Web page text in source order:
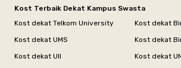
Kost Terbaik Dekat Kampus Swasta
Kost dekat Telkom University
Kost dekat
Kost dekat UMS
Kost dekat
Kost dekat UII
Kost dekat